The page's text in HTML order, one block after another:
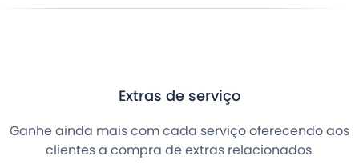
Extras de serviço
Ganhe ainda mais com cada serviço oferecendo aos
clientes a compra de extras relacionados.